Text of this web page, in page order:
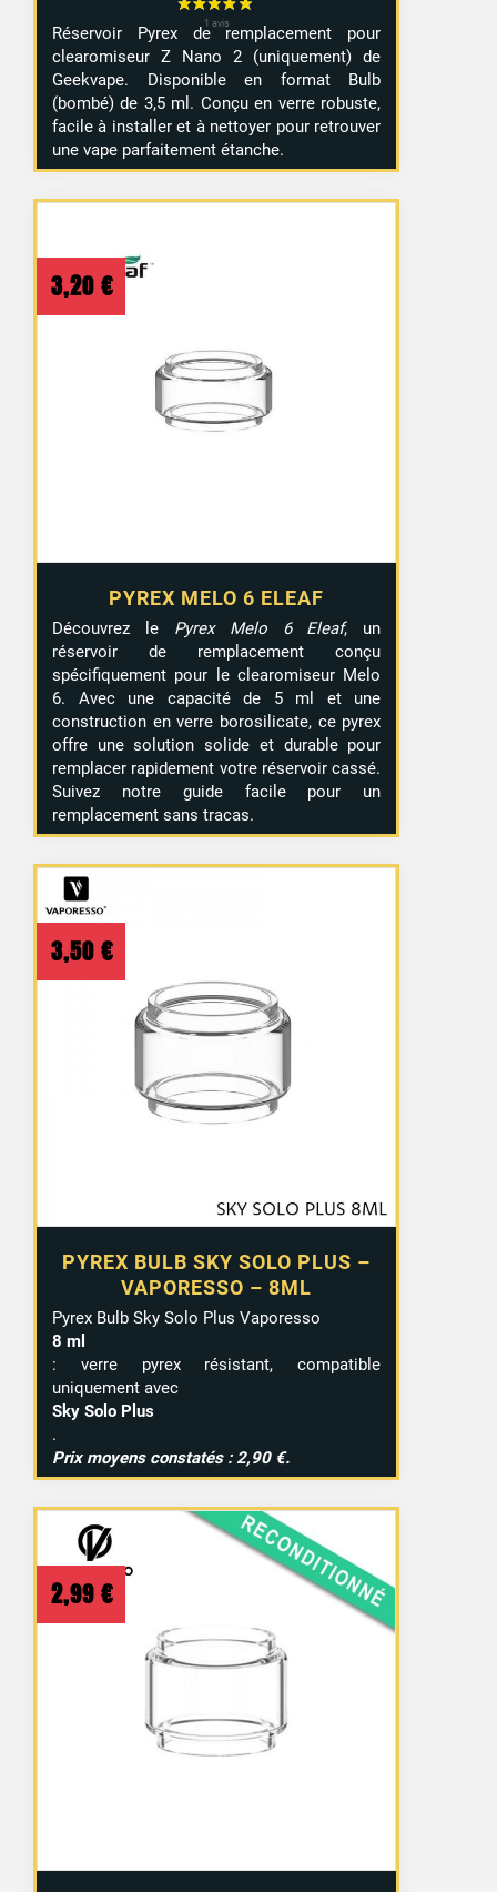
Réservoir Pyrex de remplacement pour
clearomiseur Z Nano 2 (uniquement) de
Geekvape. Disponible en format Bulb
(bombé) de 3,5 ml. Conçu en verre robuste,
facile à installer et à nettoyer pour retrouver
une vape parfaitement étanche.
PYREX MELO 6 ELEAF
3,20 €
Découvrez le Pyrex Melo 6 Eleaf, un
réservoir de remplacement conçu
spécifiquement pour le clearomiseur Melo
6. Avec une capacité de 5 ml et une
construction en verre borosilicate, ce pyrex
offre une solution solide et durable pour
remplacer rapidement votre réservoir cassé.
Suivez notre guide facile pour un
remplacement sans tracas.
PYREX BULB SKY SOLO PLUS –
VAPORESSO – 8ML
3,50 €
Pyrex Bulb Sky Solo Plus Vaporesso
8 ml
: verre pyrex résistant, compatible
uniquement avec
Sky Solo Plus
.
Prix moyens constatés : 2,90 €.
2,99 €